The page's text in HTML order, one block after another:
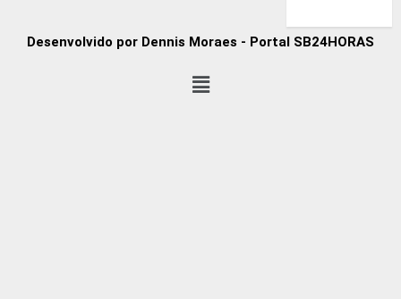
Desenvolvido por Dennis Moraes - Portal SB24HORAS